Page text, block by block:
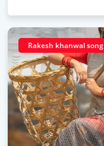
Rakesh khanwal song